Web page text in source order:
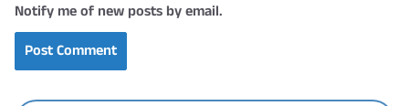
Notify me of new posts by email.